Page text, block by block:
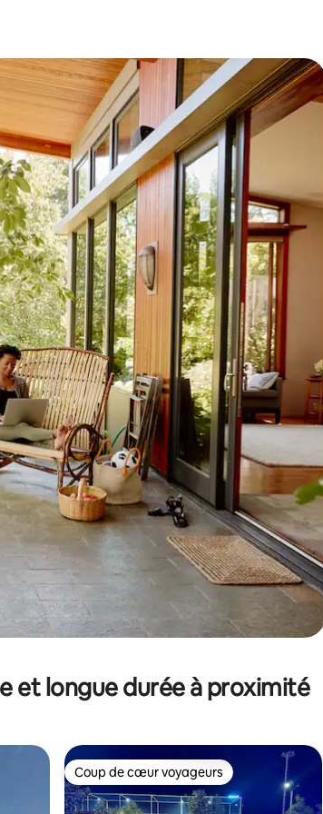
pour les parcourir ou en appuyant et en faisant glisser.
et longue durée à proximité
Coup de cœur voyageurs
Coup de cœur voyageurs